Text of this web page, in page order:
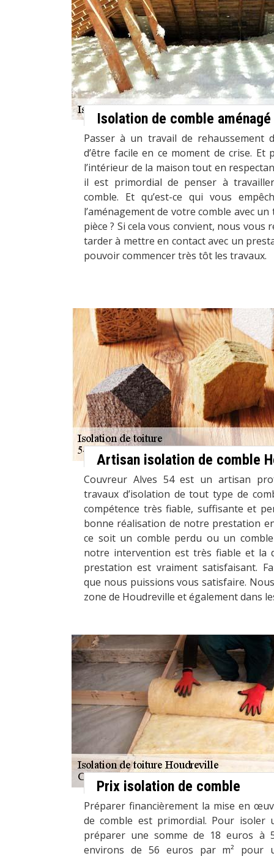
Isolation de comble aménagé
Passer à un travail de
d’être facile en ce moment de crise. Et
l’intérieur de la maison tout en
il est primordial de penser à
comble. Et qu’est-ce qui vous
l’aménagement de votre comble avec
pièce ? Si cela vous convient, nous vous
tarder à mettre en contact avec un
pouvoir commencer très tôt les travaux.
Artisan isolation de comble
Couvreur Alves 54 est un artisan
travaux d’isolation de tout type de
compétence très fiable, suffisante et
bonne réalisation de notre prestation
ce soit un comble perdu ou un
notre intervention est très fiable et la
prestation est vraiment satisfaisant.
que nous puissions vous satisfaire.
zone de Houdreville et également dans
Prix isolation de comble
Préparer financièrement la mise en
de comble est primordial. Pour isoler
préparer une somme de 18 euros à
environs de 56 euros par m² pour